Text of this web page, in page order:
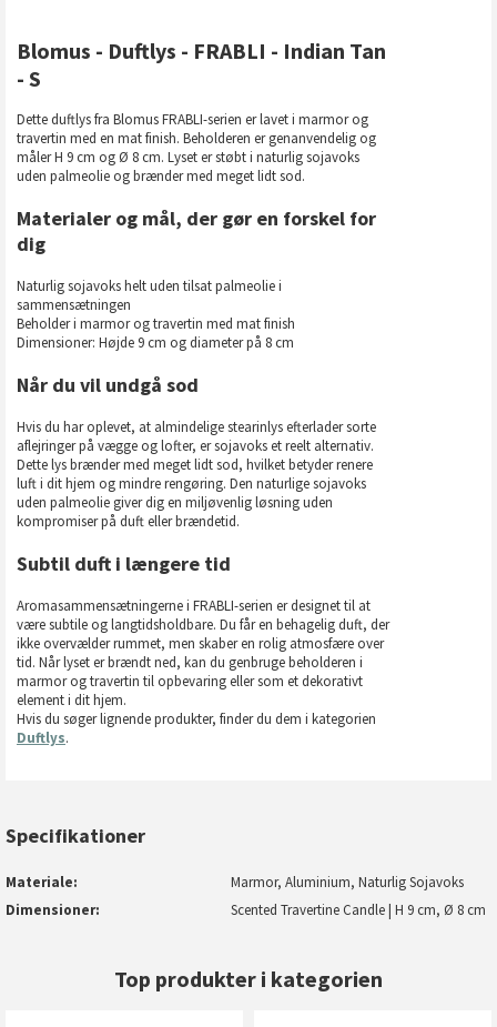
Blomus - Duftlys - FRABLI - Indian Tan
- S
Dette duftlys fra Blomus FRABLI-serien er lavet i marmor og
travertin med en mat finish. Beholderen er genanvendelig og
måler H 9 cm og Ø 8 cm. Lyset er støbt i naturlig sojavoks
uden palmeolie og brænder med meget lidt sod.
Materialer og mål, der gør en forskel for
dig
Naturlig sojavoks helt uden tilsat palmeolie i
sammensætningen
Beholder i marmor og travertin med mat finish
Dimensioner: Højde 9 cm og diameter på 8 cm
Når du vil undgå sod
Hvis du har oplevet, at almindelige stearinlys efterlader sorte
aflejringer på vægge og lofter, er sojavoks et reelt alternativ.
Dette lys brænder med meget lidt sod, hvilket betyder renere
luft i dit hjem og mindre rengøring. Den naturlige sojavoks
uden palmeolie giver dig en miljøvenlig løsning uden
kompromiser på duft eller brændetid.
Subtil duft i længere tid
Aromasammensætningerne i FRABLI-serien er designet til at
være subtile og langtidsholdbare. Du får en behagelig duft, der
ikke overvælder rummet, men skaber en rolig atmosfære over
tid. Når lyset er brændt ned, kan du genbruge beholderen i
marmor og travertin til opbevaring eller som et dekorativt
element i dit hjem.
Hvis du søger lignende produkter, finder du dem i kategorien
Duftlys.
Specifikationer
Materiale
Marmor, Aluminium, Naturlig Sojavoks
Dimensioner
Scented Travertine Candle | H 9 cm, Ø 8 cm
Top produkter i kategorien